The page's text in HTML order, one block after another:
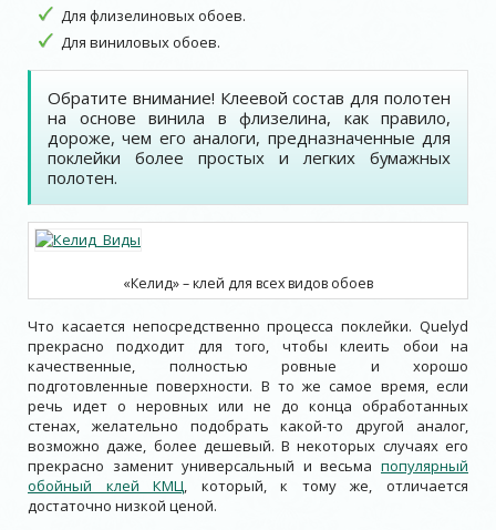
Для флизелиновых обоев.
Для виниловых обоев.
Обратите внимание! Клеевой состав для полотен
на основе винила в флизелина, как правило,
дороже, чем его аналоги, предназначенные для
поклейки более простых и легких бумажных
полотен.
«Келид» – клей для всех видов обоев
Что касается непосредственно процесса поклейки. Quelyd
прекрасно подходит для того, чтобы клеить обои на
качественные, полностью ровные и хорошо
подготовленные поверхности. В то же самое время, если
речь идет о неровных или не до конца обработанных
стенах, желательно подобрать какой-то другой аналог,
возможно даже, более дешевый. В некоторых случаях его
прекрасно заменит универсальный и весьма популярный
обойный клей КМЦ, который, к тому же, отличается
достаточно низкой ценой.